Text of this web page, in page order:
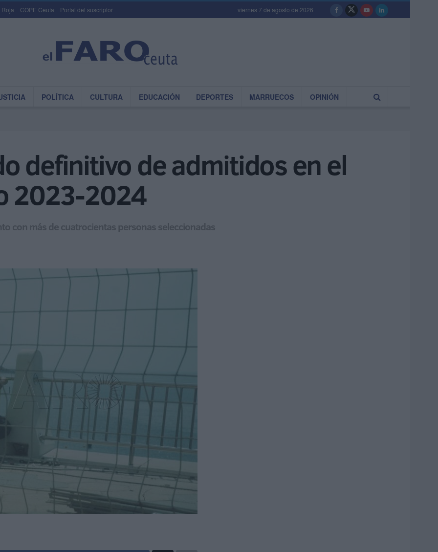
Roja COPE Ceuta Portal del suscriptor viernes 7 de agosto de 2026
POLÍTICA CULTURA EDUCACIÓN DEPORTES MARRUECOS OPINIÓN
definitivo de admitidos en el
2023-2024
con más de cuatrocientas personas seleccionadas